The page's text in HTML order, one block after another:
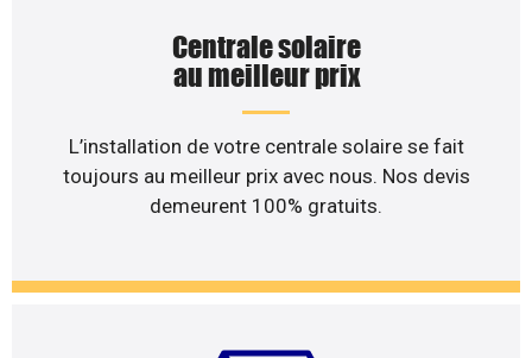
Centrale solaire
au meilleur prix
L’installation de votre centrale solaire se fait
toujours au meilleur prix avec nous. Nos devis
demeurent 100% gratuits.